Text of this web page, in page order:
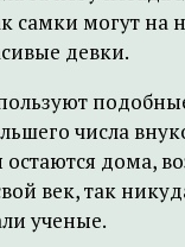
могут на
девки.
числа
дома,
век, так
ученые.